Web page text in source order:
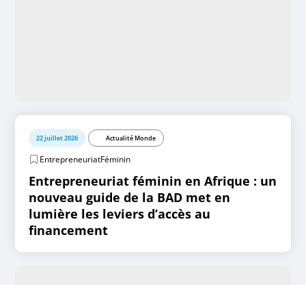
22 juillet 2026 Actualité Monde
EntrepreneuriatFéminin
Entrepreneuriat féminin en Afrique : un
nouveau guide de la BAD met en
lumière les leviers d’accès au
financement